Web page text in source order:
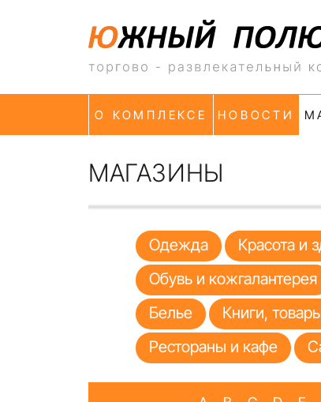
О КОМПЛЕКСЕ
НОВОСТИ
МАГАЗИНЫ
Одежда Красота и
Обувь и кожгалантерея
Белье
Книги,
Рестораны и кафе